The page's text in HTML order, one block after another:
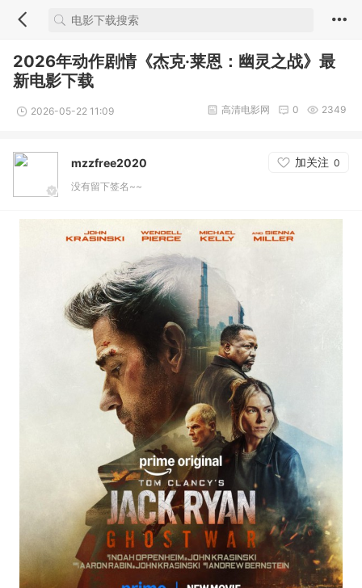
2026年动作剧情《杰克·莱恩：幽灵之战》最
新电影下载
2026-05-22 11:09 2349
0
高清电影网
mzzfree2020 加关注 0
没有留下签名~~